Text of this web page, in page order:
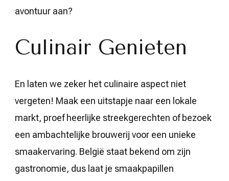
avontuur aan?
Culinair Genieten
En laten we zeker het culinaire aspect niet
vergeten! Maak een uitstapje naar een lokale
markt, proef heerlijke streekgerechten of bezoek
een ambachtelijke brouwerij voor een unieke
smaakervaring. België staat bekend om zijn
gastronomie, dus laat je smaakpapillen